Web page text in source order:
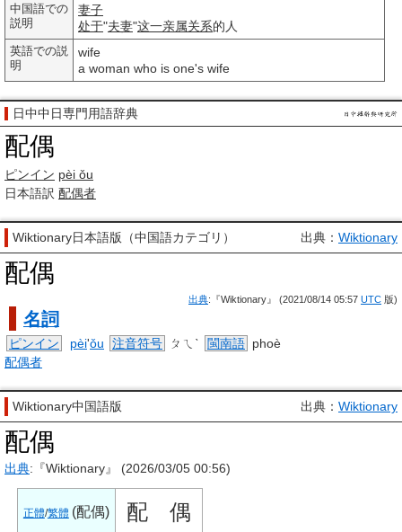
中国語での
説明
妻子
处于"夫妻"这一亲属关系的人
英語での説
明
wife
a woman who is one's wife
日中中日専門用語辞典
配偶
ピンイン pèi ǒu
日本語訳 配偶者
Wiktionary日本語版（中国語カテゴリ） 出典： Wiktionary
配偶
出典:『Wiktionary』 (2021/08/14 05:57 UTC 版)
名詞
ピンイン pèi'ǒu 注音符号 ㄆㄟˋ 閩南語 phoè
配偶者
Wiktionary中国語版 出典： Wiktionary
配偶
出典:『Wiktionary』 (2026/03/05 00:56)
正體/繁體 (配偶) 配 偶